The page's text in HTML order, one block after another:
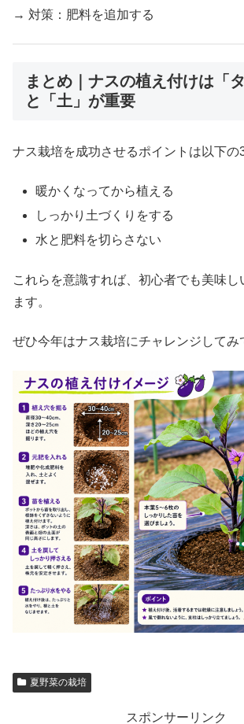
→ 対策：肥料を追加する
まとめ｜ナスの植え付けは「
と「土」が重要
ナス栽培を成功させるポイントは以下の3
暖かくなってから植える
しっかり土づくりをする
水と肥料を切らさない
これらを意識すれば、初心者でも美味し
ます。
ぜひ今年はナス栽培にチャレンジしてみ
夏野菜の栽培
スポンサーリンク